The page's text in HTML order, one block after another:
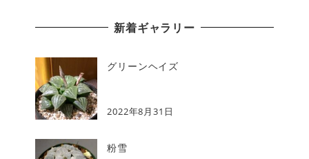
新着ギャラリー
グリーンヘイズ
2022年8月31日
粉雪